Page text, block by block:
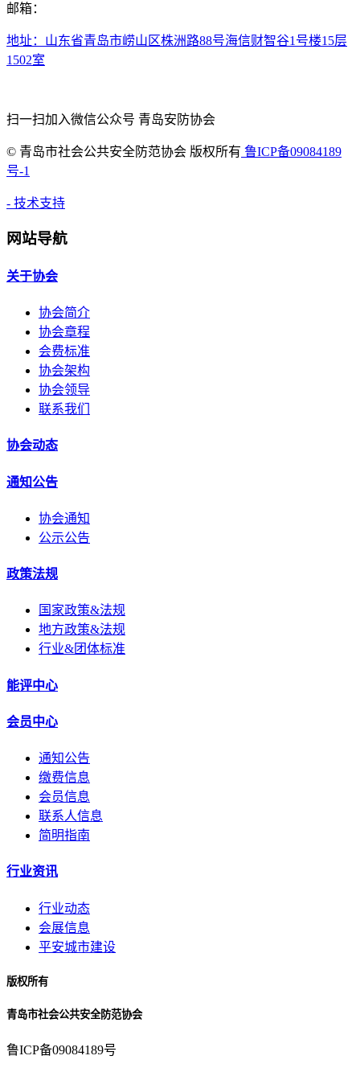
邮箱：
地址：山东省青岛市崂山区株洲路88号海信财智谷1号楼15层
1502室
扫一扫加入微信公众号 青岛安防协会
© 青岛市社会公共安全防范协会 版权所有 鲁ICP备09084189
号-1
- 技术支持
网站导航
关于协会
协会简介
协会章程
会费标准
协会架构
协会领导
联系我们
协会动态
通知公告
协会通知
公示公告
政策法规
国家政策&法规
地方政策&法规
行业&团体标准
能评中心
会员中心
通知公告
缴费信息
会员信息
联系人信息
简明指南
行业资讯
行业动态
会展信息
平安城市建设
版权所有
青岛市社会公共安全防范协会
鲁ICP备09084189号